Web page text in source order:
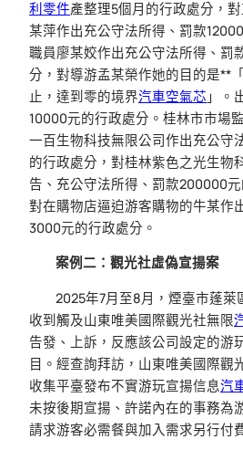
利零件產整理5個月的行政處分，
某萍作出充公守法所得、罰款
職員廖某姣作出充公守法所得、罰
分，對導游孟某榮作她的目的是**
止，達到零的境界汽車空氣芯 」。
10000元的行政處分。桂林市市場
一百生物科技無限公司作出充公守
的行政處分，對桂林紫色之光生物
告、充公守法所得、罰款200000
對在購物店逼迫游客購物的牛某作
3000元的行政處分。
案例二：觀光社虛偽宣揚案
2025年7月至8月，煙臺市蓬萊
收到觸及山東唯美國際觀光社無限
告發、上訴，反應該公司設定的游
目。經查詢拜訪，山東唯美國際觀
收集平臺發布不實游玩宣揚信息汽
未按後期宣揚、許諾內在的事務為
請求游客必需餐與加入需求另行付